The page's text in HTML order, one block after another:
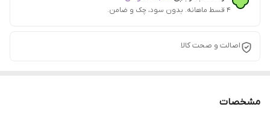
۴ قسط ماهانه. بدون سود، چک و ضامن.
اصالت و صحت کالا
مشخصات